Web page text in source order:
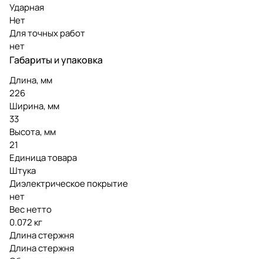
Ударная
Нет
Для точных работ
нет
Габариты и упаковка
Длина, мм
226
Ширина, мм
33
Высота, мм
21
Единица товара
Штука
Диэлектрическое покрытие
нет
Вес нетто
0.072 кг
Длина стержня
Длина стержня